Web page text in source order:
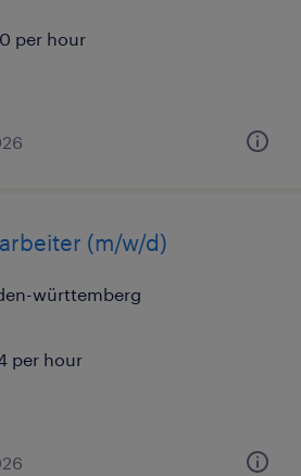
per hour
(m/w/d)
württemberg
per hour